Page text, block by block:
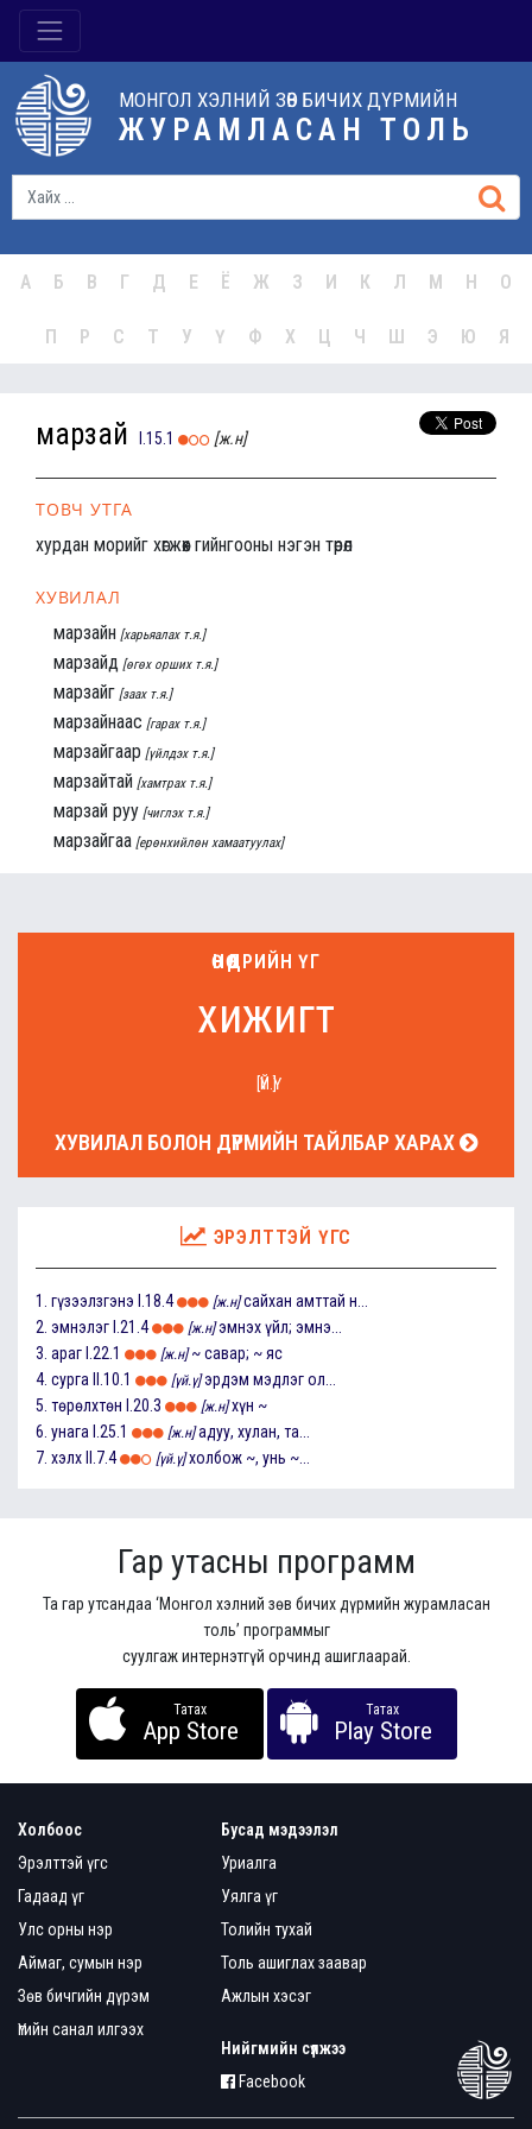
МОНГОЛ ХЭЛНИЙ ЗӨВ БИЧИХ ДҮРМИЙН
ЖУРАМЛАСАН ТОЛЬ
А Б В Г Д Е Ё Ж З И К Л М Н О
П Р С Т У Ү Ф Х Ц Ч Ш Э Ю Я
марзай I.15.1 [ж.н]
ТОВЧ УТГА
хурдан морийг хөгжөөх гийнгооны нэгэн төрөл
ХУВИЛАЛ
марзайн [харьяалах т.я.]
марзайд [өгөх орших т.я.]
марзайг [заах т.я.]
марзайнаас [гарах т.я.]
марзайгаар [үйлдэх т.я.]
марзайтай [хамтрах т.я.]
марзай руу [чиглэх т.я.]
марзайгаа [ерөнхийлөн хамаатуулах]
ӨНӨӨДРИЙН ҮГ
хижигт
[ҮЙ.Ү]
ХУВИЛАЛ БОЛОН ДҮРМИЙН ТАЙЛБАР ХАРАХ
ЭРЭЛТТЭЙ ҮГС
1. гүзээлзгэнэ I.18.4 [ж.н] сайхан амттай н...
2. эмнэлэг I.21.4 [ж.н] эмнэх үйл; эмнэ...
3. араг I.22.1 [ж.н] ~ савар; ~ яс
4. сурга II.10.1 [үй.ү] эрдэм мэдлэг ол...
5. төрөлхтөн I.20.3 [ж.н] хүн ~
6. унага I.25.1 [ж.н] адуу, хулан, та...
7. хэлх II.7.4 [үй.ү] холбож ~, унь ~...
Гар утасны программ
Та гар утсандаа ‘Монгол хэлний зөв бичих дүрмийн журамласан
толь’ программыг
суулгаж интернэтгүй орчинд ашиглаарай.
Татах
App Store
Татах
Play Store
Холбоос
Эрэлттэй үгс
Гадаад үг
Улс орны нэр
Аймаг, сумын нэр
Зөв бичгийн дүрэм
Үгийн санал илгээх
Бусад мэдээлэл
Уриалга
Уялга үг
Толийн тухай
Толь ашиглах заавар
Ажлын хэсэг
Нийгмийн сүлжээ
Facebook